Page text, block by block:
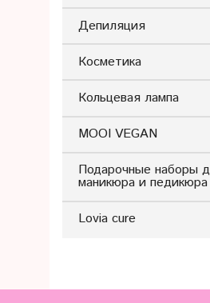
Депиляция
Косметика
Кольцевая лампа
MOOI VEGAN
Подарочные наборы
маникюра и педикюра
Lovia cure